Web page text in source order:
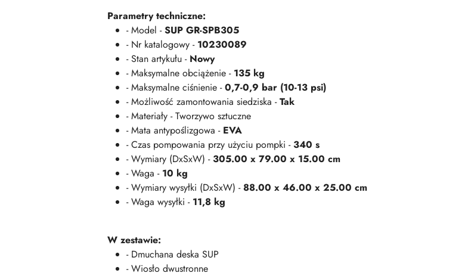
Parametry techniczne:
- Model -SUP GR-SPB305
- Nr katalogowy - 10230089
- Stan artykułu - Nowy
- Maksymalne obciążenie - 135 kg
- Maksymalne ciśnienie -0,7-0,9 bar (10-13 psi)
- Możliwość zamontowania siedziska -Tak
- Materiały - Tworzywo sztuczne
- Mata antypoślizgowa - EVA
- Czas pompowania przy użyciu pompki -340 s
- Wymiary (DxSxW) -305.00 x 79.00 x 15.00 cm
- Waga - 10 kg
- Wymiary wysyłki (DxSxW) -88.00 x 46.00 x 25.00 cm
- Waga wysyłki - 11,8 kg
W zestawie:
- Dmuchana deska SUP
- Wiosło dwustronne